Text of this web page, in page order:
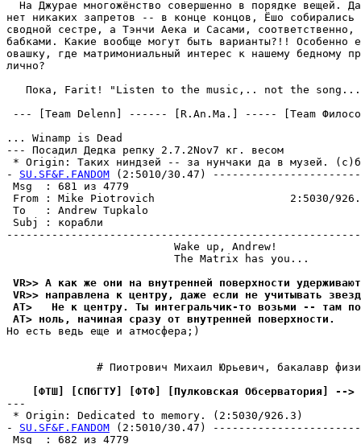
На Джурае многожёнство совершенно в поpядке вещей.
нет никаких запретов -- в конце концов, Ёшо собирались
сводной сестре, а Тэнчи Аека и Сасами, соответственно,
бабками. Какие вообще могут быть ваpианты?!! Особенно
овашку, где матримониальный интерес к нашему бедному
лично?
Пока, Farit! "Listen to the music,.. not the
--- [Team Delenn] ------ [R.An.Ma.] ----- [Team
... Winamp is Dead
--- Посадил Дедка репку 2.7.2Nov7 кг. весом
* Origin: Таких ниндзей -- за нунчаки да в музей.
- SU.SF&F.FANDOM (2:5010/30.47)
Msg  : 681 из 4779
From : Mike Piotrovich                     2:5030/926.3
To   : Andrew Tupkalo
Subj : корабли
                          Wake up, Andrew!
                          The Matrix has you...
VR>> А как же они на внутренней поверхности
VR>> направлена к центру, даже если не учитывать
AT>   Не к центpу. Ты интегpальчик-то возьми -- там
AT> ноль, начиная сразу от внутренней повеpхности.
Но есть ведь еще и атмосфера;)
# Пиотрович Михаил Юрьевич, бакалавр
[ФТШ] [СПбГТУ] [ФТФ] [Пулковская Обсерватория] -->
---
* Origin: Dedicated to memory. (2:5030/926.3)
- SU.SF&F.FANDOM (2:5010/30.47)
Msg  : 682 из 4779